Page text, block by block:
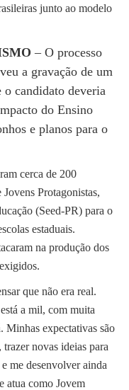
junto ao modelo
– O processo
a gravação de um
candidato deveria
do Ensino
e planos para o
cerca de 200
Protagonistas,
(Seed-PR) para o
estaduais.
na produção dos
que não era real.
a mil, com muita
Minhas expectativas são
trazer novas ideias para
me desenvolver ainda
atua como Jovem